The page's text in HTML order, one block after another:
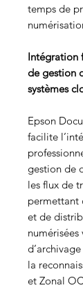
temps de
Intégration
de gestion
systèmes
Epson
facilite
gestion de
les flux de
permettant
et de
numérisées
la
et Zonal